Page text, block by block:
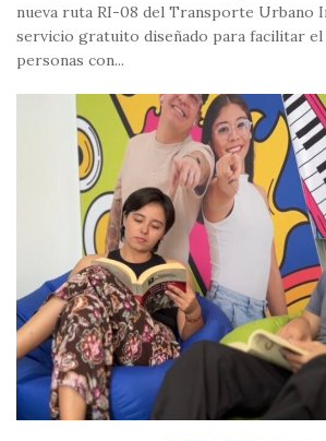
nueva ruta RI-08 del Transporte Urbano
servicio gratuito diseñado para facilitar el
personas con...